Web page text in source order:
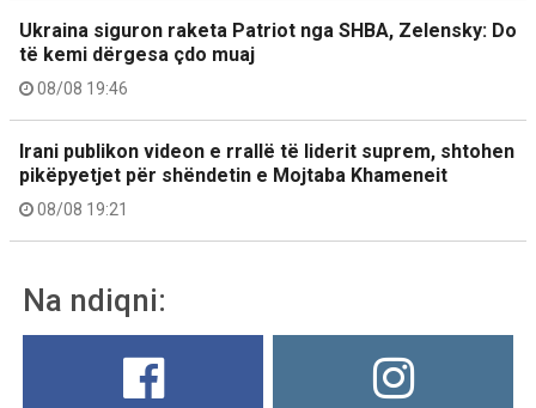
Ukraina siguron raketa Patriot nga SHBA, Zelensky: Do
të kemi dërgesa çdo muaj
08/08 19:46
Irani publikon videon e rrallë të liderit suprem, shtohen
pikëpyetjet për shëndetin e Mojtaba Khameneit
08/08 19:21
Na ndiqni: